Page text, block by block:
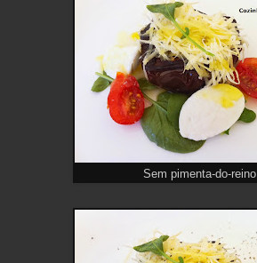
Sem pimenta-do-reino